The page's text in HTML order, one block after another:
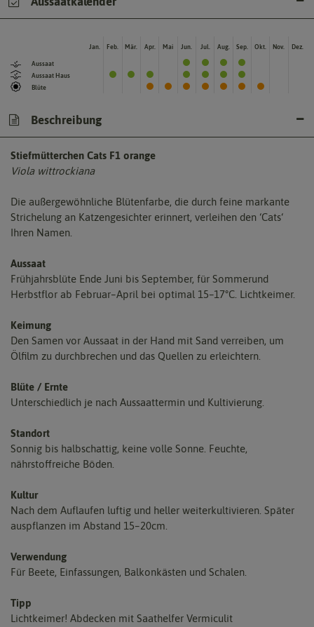
Aussaat
Aussaat Haus
Blüte
Jan. Feb. Mär. Apr. Mai Jun. Jul. Aug. Sep. Okt. Nov. Dez.
Beschreibung
Stiefmütterchen Cats F1 orange
Viola wittrockiana
Die außergewöhnliche Blütenfarbe, die durch feine markante
Strichelung an Katzengesichter erinnert, verleihen den ‘Cats‘
Ihren Namen.
Aussaat
Frühjahrsblüte Ende Juni bis September, für Sommerund
Herbstflor ab Februar–April bei optimal 15–17°C. Lichtkeimer.
Keimung
Den Samen vor Aussaat in der Hand mit Sand verreiben, um
Ölfilm zu durchbrechen und das Quellen zu erleichtern.
Blüte / Ernte
Unterschiedlich je nach Aussaattermin und Kultivierung.
Standort
Sonnig bis halbschattig, keine volle Sonne. Feuchte,
nährstoffreiche Böden.
Kultur
Nach dem Auflaufen luftig und heller weiterkultivieren. Später
auspflanzen im Abstand 15–20cm.
Verwendung
Für Beete, Einfassungen, Balkonkästen und Schalen.
Tipp
Lichtkeimer! Abdecken mit Saathelfer Vermiculit